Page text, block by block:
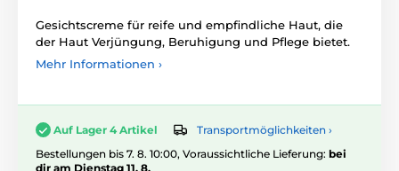
Gesichtscreme für reife und empfindliche Haut, die
der Haut Verjüngung, Beruhigung und Pflege bietet.
Mehr Informationen ›
Auf Lager 4 Artikel
Transportmöglichkeiten ›
Bestellungen bis 7. 8. 10:00, Voraussichtliche Lieferung: bei
dir am Dienstag 11. 8.